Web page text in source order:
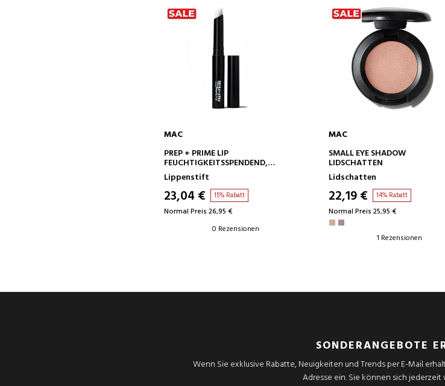
IN DEN WARENKORB
MAC
PREP + PRIME LIP
FEUCHTIGKEITSSPENDEND,
VERHINDERT DAS AUSLAUFEN
DES LIPPENSTIFTS,
RETEXTURIERT
Lippenstift
23,04 € 15% Rabatt
Normal Preis 26,95 €
0 Rezensionen
IN DEN WARENKORB
MAC
SMALL EYE SHADOW
LIDSCHATTEN
Lidschatten
22,19 € 14% Rabatt
Normal Preis 25,95 €
1 Rezensionen
SONDERANGEBOTE
Wenn Sie exklusive Rabatte, Neuigkeiten und Trends per E-Mail
Adresse ein. Sie können sich